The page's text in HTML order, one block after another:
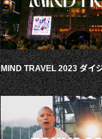
MIND TRAVEL 2023 ダイ